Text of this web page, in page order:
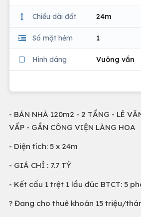
Chiều dài đất 24m
Số mặt hẻm 1
Hình dáng Vuông vắn
- BÁN NHÀ 120m2 - 2 TẦNG - LÊ
VẤP - GẦN CÔNG VIỆN LÀNG HOA
- Diện tích: 5 x 24m
- GIÁ CHỈ : 7.7 TỶ
- Kết cấu 1 trệt 1 lầu đúc BTCT: 5
? Đang cho thuê khoán 15 triệu/